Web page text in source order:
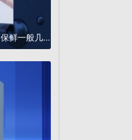
鲜一般几...